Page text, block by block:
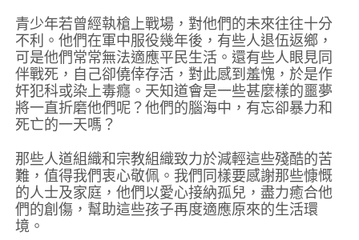
青少年若曾經執槍上戰場，對他們的未來往往十分
不利。他們在軍中服役幾年後，有些人退伍返鄉，
可是他們常常無法適應平民生活。還有些人眼見同
伴戰死，自己卻僥倖存活，對此感到羞愧，於是作
奸犯科或染上毒癮。天知道會是一些甚麼樣的噩夢
將一直折磨他們呢？他們的腦海中，有忘卻暴力和
死亡的一天嗎？
那些人道組織和宗教組織致力於減輕這些殘酷的苦
難，值得我們衷心敬佩。我們同樣要感謝那些慷慨
的人士及家庭，他們以愛心接納孤兒，盡力癒合他
們的創傷，幫助這些孩子再度適應原來的生活環
境。